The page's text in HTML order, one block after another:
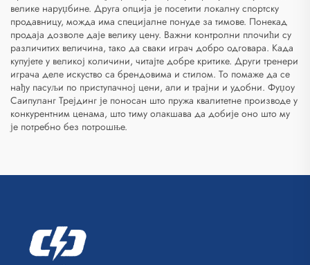
велике наруџбине. Друга опција је посетити локалну спортску
продавницу, можда има специјалне понуде за тимове. Понекад
продаја дозволе даје велику цену. Важни контролни плочићи су
различитих величина, тако да сваки играч добро одговара. Када
купујете у великој количини, читајте добре критике. Други тренери
играча деле искуство са брендовима и стилом. То помаже да се
нађу пасуљи по приступачној цени, али и трајни и удобни. Фуџоу
Саипуланг Трејдинг је поносан што пружа квалитетне производе у
конкурентним ценама, што тиму олакшава да добије оно што му
је потребно без потрошње.